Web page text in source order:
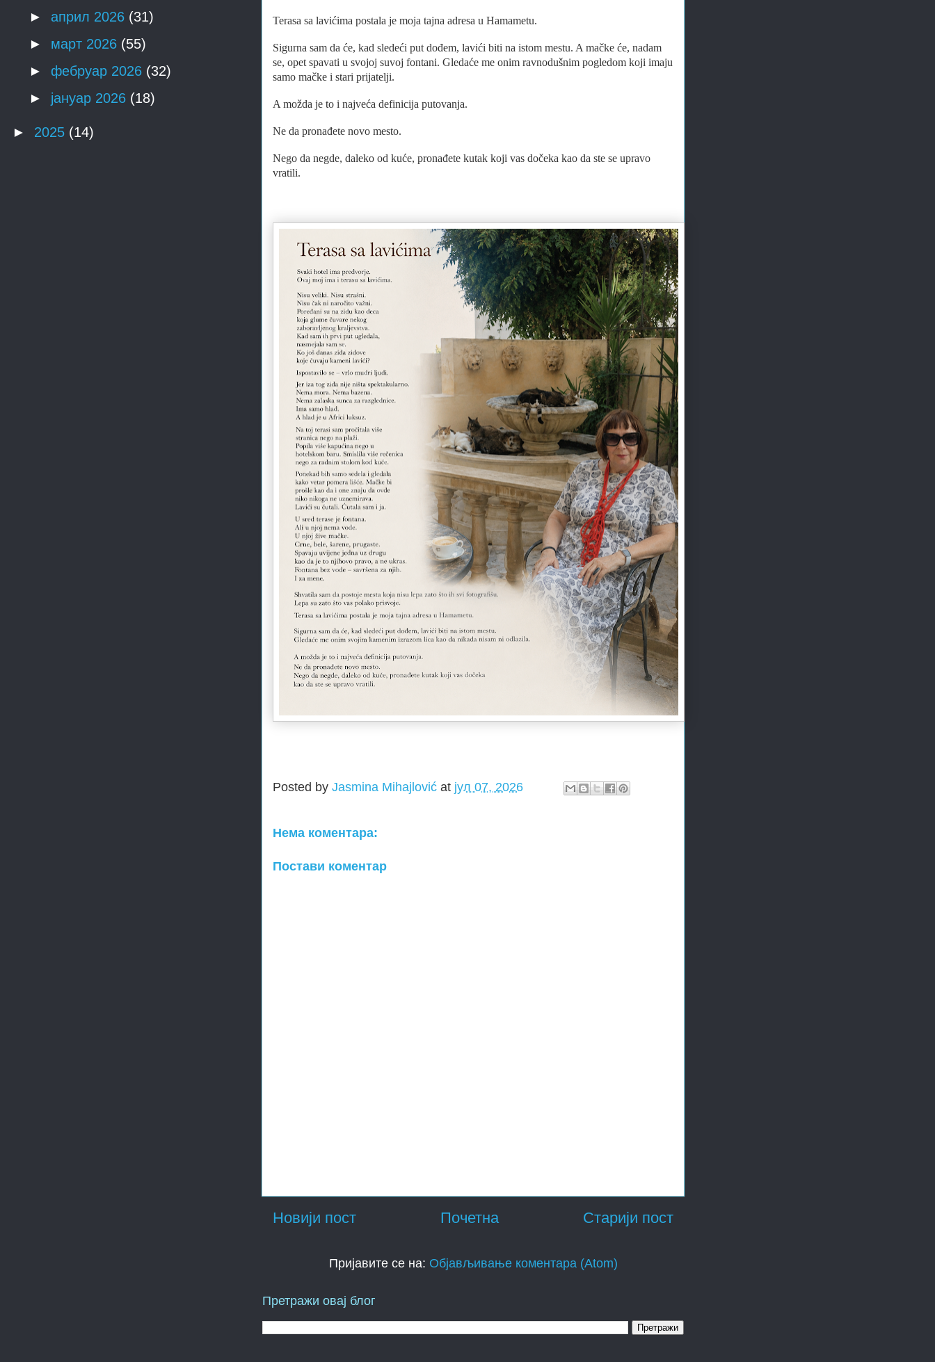
Terasa sa lavićima postala je moja tajna adresa u Hamametu.
Sigurna sam da će, kad sledeći put dođem, lavići biti na istom mestu. A mačke će, nadam
se, opet spavati u svojoj suvoj fontani. Gledaće me onim ravnodušnim pogledom koji imaju
samo mačke i stari prijatelji.
A možda je to i najveća definicija putovanja.
Ne da pronađete novo mesto.
Nego da negde, daleko od kuće, pronađete kutak koji vas dočeka kao da ste se upravo
vratili.
Posted by Jasmina Mihajlović at јул 07, 2026
Нема коментара:
Постави коментар
Новији пост Старији пост
Почетна
Пријавите се на: Објављивање коментара (Atom)
Претражи овај блог
► април 2026 (31)
► март 2026 (55)
► фебруар 2026 (32)
► јануар 2026 (18)
► 2025 (14)